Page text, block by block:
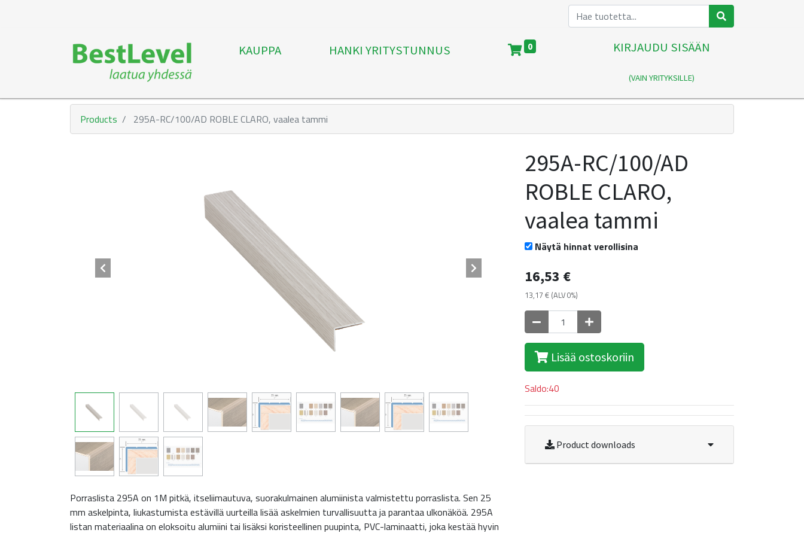
KAUPPA HANKI YRITYSTUNNUS 0 KIRJAUDU SISÄÄN
(VAIN YRITYKSILLE)
Products 295A-RC/100/AD ROBLE CLARO, vaalea tammi
Porraslista 295A on 1M pitkä, itseliimautuva, suorakulmainen alumiinista valmistettu porraslista. Sen 25
mm askelpinta, liukastumista estävillä uurteilla lisää askelmien turvallisuutta ja parantaa ulkonäköä. 295A
listan materiaalina on eloksoitu alumiini tai lisäksi koristeellinen puupinta, PVC-laminaatti, joka kestää hyvin
295A-RC/100/AD
ROBLE CLARO,
vaalea tammi
Näytä hinnat verollisina
16,53 €
13,17 € (ALV 0%)
Lisää ostoskoriin
Saldo:40
Product downloads